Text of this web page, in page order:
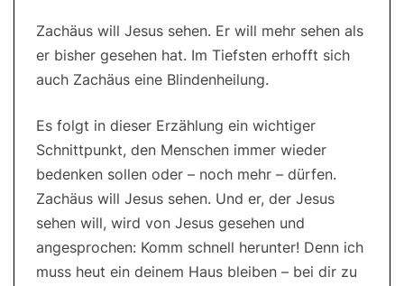
Zachäus will Jesus sehen. Er will mehr sehen als
er bisher gesehen hat. Im Tiefsten erhofft sich
auch Zachäus eine Blindenheilung.
Es folgt in dieser Erzählung ein wichtiger
Schnittpunkt, den Menschen immer wieder
bedenken sollen oder – noch mehr – dürfen.
Zachäus will Jesus sehen. Und er, der Jesus
sehen will, wird von Jesus gesehen und
angesprochen: Komm schnell herunter! Denn ich
muss heut ein deinem Haus bleiben – bei dir zu